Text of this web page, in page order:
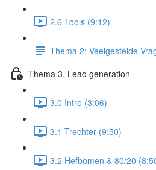
2.6 Tools (9:12)
Thema 2: Veelgestelde
Thema 3. Lead generation
3.0 Intro (3:06)
3.1 Trechter (9:50)
3.2 Hefbomen & 80/20